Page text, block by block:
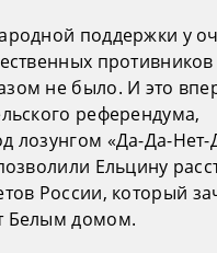
поддержки у
не было. И это
референдума,
лозунгом «Да-Да-
Ельцину
России, который
Белым домом.